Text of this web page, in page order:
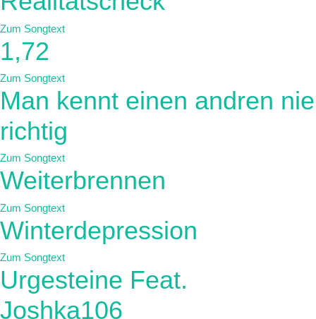
Zum Songtext
1,72
Zum Songtext
Man kennt einen andren nie
richtig
Zum Songtext
Weiterbrennen
Zum Songtext
Winterdepression
Zum Songtext
Urgesteine Feat.
Joshka106